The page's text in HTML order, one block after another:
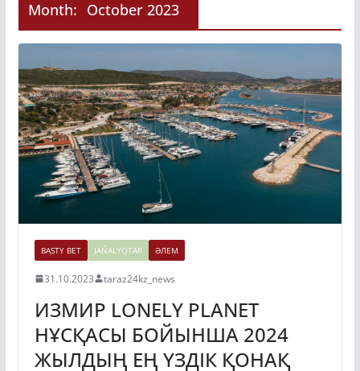
Month: October 2023
BASTY BET JAŃALYQTAR ӘЛЕМ
31.10.2023 taraz24kz_news
ИЗМИР LONELY PLANET
НҰСҚАСЫ БОЙЫНША 2024
ЖЫЛДЫҢ ЕҢ ҮЗДІК ҚОНАҚ